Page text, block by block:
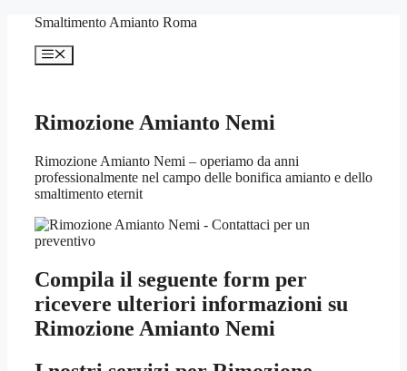
contenuto
Smaltimento Amianto Roma
Menu
Rimozione Amianto Nemi
Rimozione Amianto Nemi – operiamo da anni
professionalmente nel campo delle bonifica amianto e dello
smaltimento eternit
Compila il seguente form per
ricevere ulteriori informazioni su
Rimozione Amianto Nemi